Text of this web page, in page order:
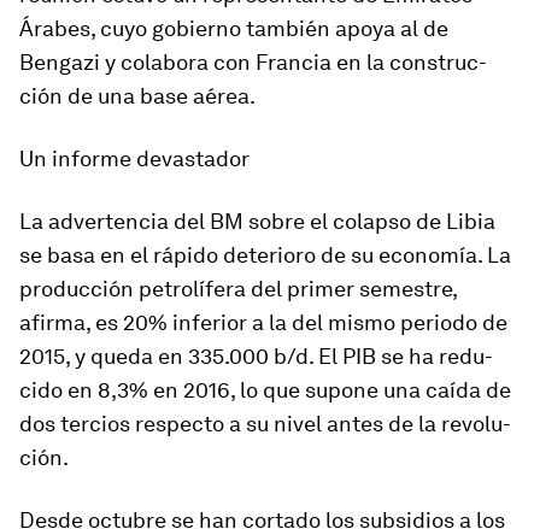
Árabes, cuyo go­bierno tam­bién apoya al de
Bengazi y co­la­bora con Francia en la cons­truc­
ción de una base aé­rea.
Un in­forme de­vas­tador
La ad­ver­tencia del BM sobre el co­lapso de Libia
se basa en el rá­pido de­te­rioro de su eco­no­mía. La
pro­duc­ción pe­tro­lí­fera del primer se­mes­tre,
afirma, es 20% in­fe­rior a la del mismo pe­riodo de
2015, y queda en 335.000 b/d. El PIB se ha re­du­
cido en 8,3% en 2016, lo que su­pone una caída de
dos ter­cios res­pecto a su nivel antes de la re­vo­lu­
ción.
Desde oc­tubre se han cor­tado los sub­si­dios a los